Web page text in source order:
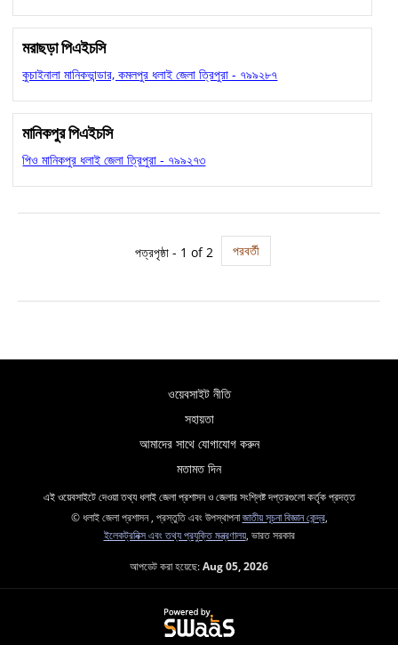
মরাছড়া পিএইচসি
কুচাইনালা মানিকভান্ডার, কমলপুর ধলাই জেলা ত্রিপুরা - ৭৯৯২৮৭
মানিকপুর পিএইচসি
পিও মানিকপুর ধলাই জেলা ত্রিপুরা - ৭৯৯২৭৩
পত্রপৃষ্ঠা - 1 of 2 পরবর্তী
ওয়েবসাইট নীতি
সহায়তা
আমাদের সাথে যোগাযোগ করুন
মতামত দিন
এই ওয়েবসাইটে দেওয়া তথ্য ধলাই জেলা প্রশাসন ও জেলার সংশ্লিষ্ট দপ্তরগুলো কর্তৃক প্রদত্ত
© ধলাই জেলা প্রশাসন , প্রস্তুতি এবং উপস্থাপনাজাতীয় সূচনা বিজ্ঞান কেন্দ্র,
ইলেকট্রনিক্স এবং তথ্য প্রযুক্তি মন্ত্রণালয়, ভারত সরকার
আপডেট করা হয়েছে:Aug 05, 2026